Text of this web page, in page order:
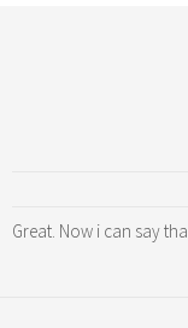
Great. Now i can say